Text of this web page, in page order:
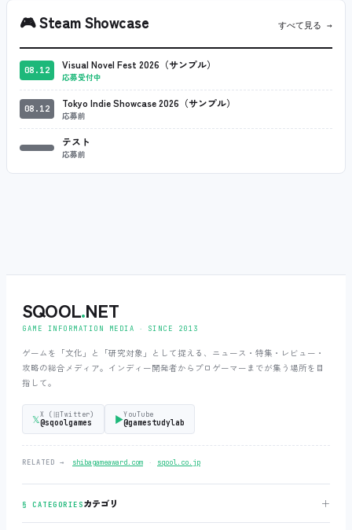
🎮Steam Showcase すべて見る →
08.12 Visual Novel Fest 2026（サンプル）
応募受付中
08.12 Tokyo Indie Showcase 2026（サンプル）
応募前
テスト
応募前
SQOOL.NET
GAME INFORMATION MEDIA ‧ SINCE 2013
ゲームを「文化」と「研究対象」として捉える、ニュース・特集・レビュー・
攻略の総合メディア。インディー開発者からプロゲーマーまでが集う場所を目
指して。
𝕏X (旧Twitter)
@sqoolgames ▶YouTube
@gamestudylab
RELATED → shibagameaward.com ‧ sqool.co.jp
§ CATEGORIESカテゴリ ＋